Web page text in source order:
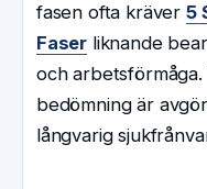
fasen ofta kräver 5
Faser liknande
och
bedömning är
långvarig